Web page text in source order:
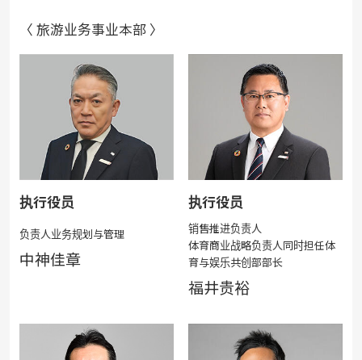
〈 旅游业务事业本部 〉
执行役员
负责人业务规划与管理
中神佳章
执行役员
销售推进负责人
体育商业战略负责人同时担任体
育与娱乐共创部部长
福井贵裕